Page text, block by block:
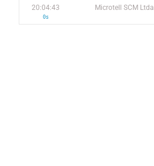
20:04:43
0s
Microtell SCM Ltda